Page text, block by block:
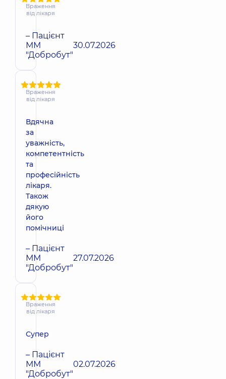
Враження
від лікаря
– Пацієнт
ММ
"Добробут"
30.07.2026
Враження
від лікаря
Вдячна
за
уважність,
компетентність
та
професійність
лікаря.
Також
дякую
його
помічниці
– Пацієнт
ММ
"Добробут"
27.07.2026
Враження
від лікаря
Супер
– Пацієнт
ММ
"Добробут"
02.07.2026